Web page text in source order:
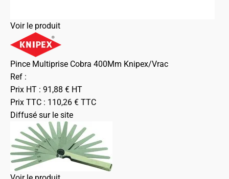
Voir le produit
Pince Multiprise Cobra 400Mm Knipex/Vrac
Ref :
Prix HT : 91,88 € HT
Prix TTC : 110,26 € TTC
Diffusé sur le site